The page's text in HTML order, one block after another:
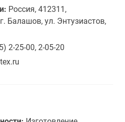
Россия, 412311,
Балашов, ул. Энтузиастов,
2-25-00, 2-05-20